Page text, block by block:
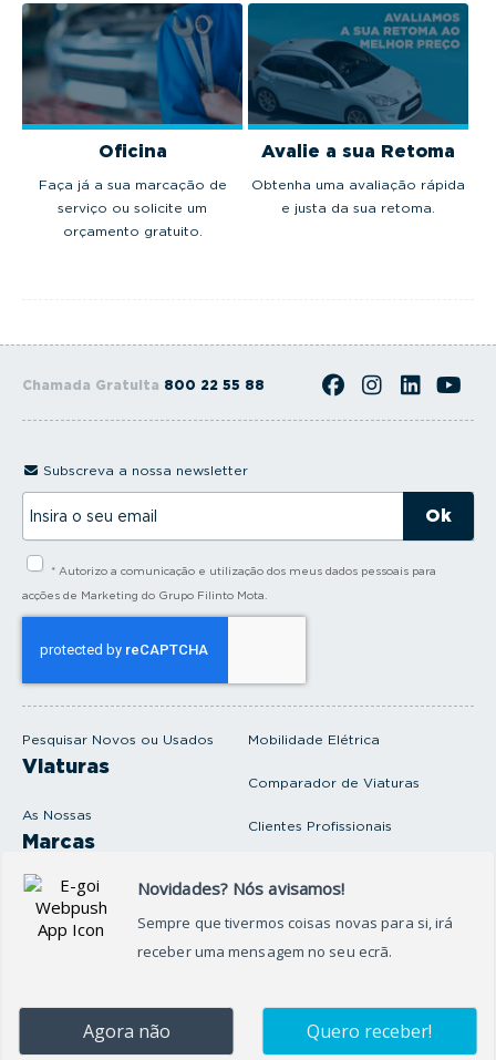
Oficina
Faça já a sua marcação de
serviço ou solicite um
orçamento gratuito.
Avalie a sua Retoma
Obtenha uma avaliação rápida
e justa da sua retoma.
Chamada Gratuita 800 22 55 88
Pesquisar Novos ou Usados
Viaturas
As Nossas
Marcas
Produtos e serviços
Oficina
Onde Estamos
Mobilidade Elétrica
Comparador de Viaturas
Clientes Profissionais
Seguros Protector
Artigos e Notícias
Subscreva a nossa newsletter
s
l
* Autorizo a comunicação e utilização dos meus dados pessoais para
acções de Marketing do Grupo Filinto Mota.